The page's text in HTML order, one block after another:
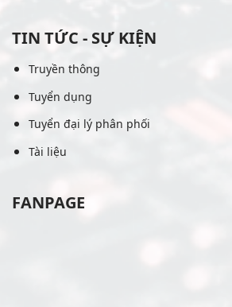
TIN TỨC - SỰ KIỆN
Truyền thông
Tuyển dụng
Tuyển đại lý phân phối
Tài liệu
FANPAGE